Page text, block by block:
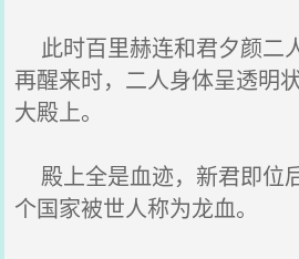
此时百里赫连和君夕颜二
再醒来时，二人身体呈透明
大殿上。
殿上全是血迹，新君即位
个国家被世人称为龙血。